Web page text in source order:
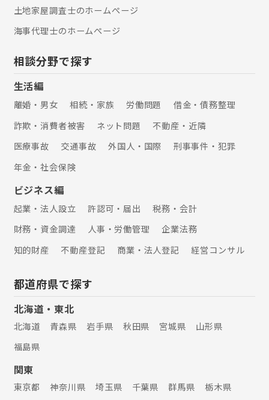
土地家屋調査士のホームぺージ
海事代理士のホームぺージ
相談分野で探す
生活編
離婚・男女 相続・家族 労働問題
借金・債務整理
詐欺・消費者被害
ネット問題
不動産・近隣
医療事故
交通事故 外国人・国際
刑事事件・犯罪
年金・社会保険
ビジネス編
起業・法人設立 許認可・届出
税務・会計
財務・資金調達
人事・労働管理
企業法務
知的財産
不動産登記 商業・法人登記 経営コンサル
都道府県で探す
北海道・東北
北海道 青森県 岩手県 秋田県 宮城県
山形県
福島県
関東
東京都 神奈川県 埼玉県 千葉県 群馬県
栃木県